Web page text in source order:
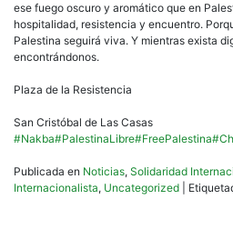
ese fuego oscuro y aromático que en
hospitalidad, resistencia y encuentro.
Palestina seguirá viva. Y mientras exista
encontrándonos.
Plaza de la Resistencia
San Cristóbal de Las Casas
#Nakba#PalestinaLibre#FreePalestina
Publicada en Noticias, Solidaridad
Internacionalista, Uncategorized